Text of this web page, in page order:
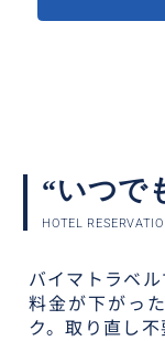
“いつで
HOTEL
バイマトラベ
料金が下がっ
ク。取り直し